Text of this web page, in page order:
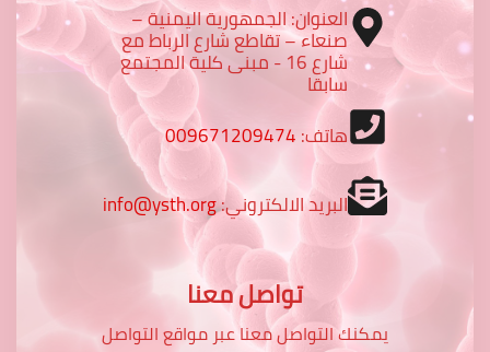
العنوان: الجمهورية اليمنية –
صنعاء – تقاطع شارع الرباط مع
شارع 16 - مبنى كلية المجتمع
سابقا
هاتف:009671209474
البريد الالكتروني:info@ysth.org
تواصل معنا
يمكنك التواصل معنا عبر مواقع التواصل